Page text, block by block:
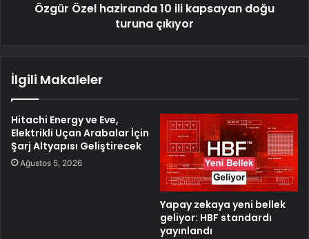
Özgür Özel haziranda 10 ili kapsayan doğu
turuna çıkıyor
İlgili Makaleler
Hitachi Energy ve Eve,
Elektrikli Uçan Arabalar İçin
Şarj Altyapısı Geliştirecek
Ağustos 5, 2026
Yapay zekaya yeni bellek
geliyor: HBF standardı
yayınlandı